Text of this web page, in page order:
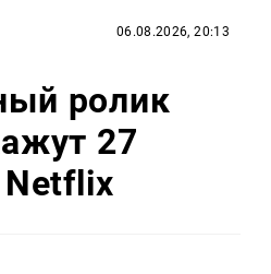
06.08.2026, 20:13
ролик
27
Netflix